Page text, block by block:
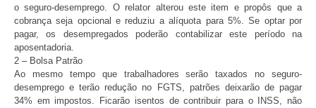
o seguro-desemprego. O relator alterou este item e propôs que a
cobrança seja opcional e reduziu a alíquota para 5%. Se optar por
pagar, os desempregados poderão contabilizar este período na
aposentadoria.
2 – Bolsa Patrão
Ao mesmo tempo que trabalhadores serão taxados no seguro-
desemprego e terão redução no FGTS, patrões deixarão de pagar
34% em impostos. Ficarão isentos de contribuir para o INSS, não